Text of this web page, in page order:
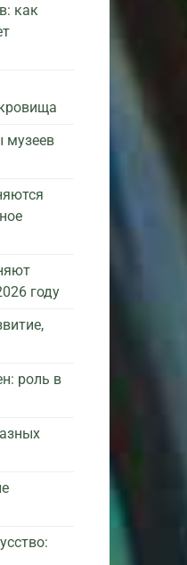
как
музеев
году
роль в